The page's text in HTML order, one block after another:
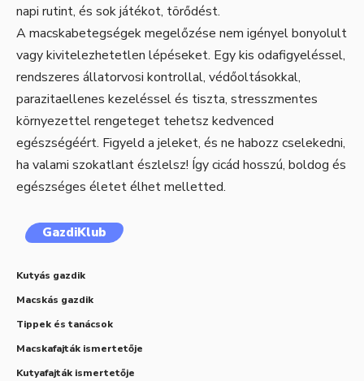
napi rutint, és sok játékot, törődést.
A macskabetegségek megelőzése nem igényel bonyolult
vagy kivitelezhetetlen lépéseket. Egy kis odafigyeléssel,
rendszeres állatorvosi kontrollal, védőoltásokkal,
parazitaellenes kezeléssel és tiszta, stresszmentes
környezettel rengeteget tehetsz kedvenced
egészségéért. Figyeld a jeleket, és ne habozz cselekedni,
ha valami szokatlant észlelsz! Így cicád hosszú, boldog és
egészséges életet élhet melletted.
GazdiKlub
Kutyás gazdik
Macskás gazdik
Tippek és tanácsok
Macskafajták ismertetője
Kutyafajták ismertetője